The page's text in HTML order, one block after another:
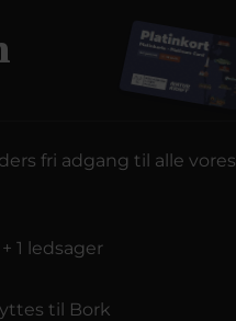
fri adgang til alle vores
1 ledsager
til Bork